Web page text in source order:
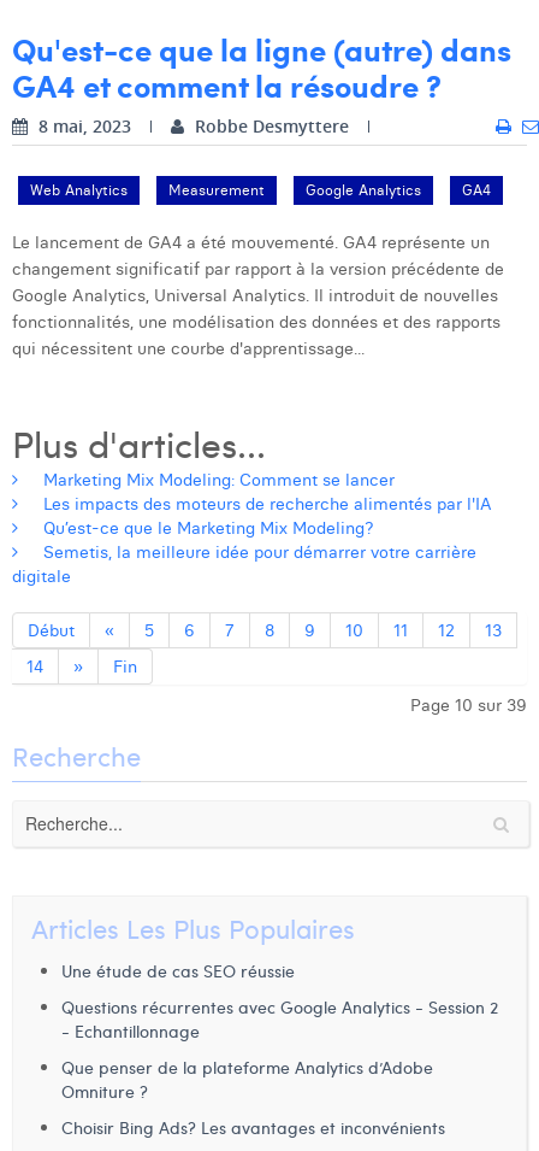
Qu'est-ce que la ligne (autre) dans
GA4 et comment la résoudre ?
8 mai, 2023 Robbe Desmyttere
Web Analytics Measurement Google Analytics GA4
Le lancement de GA4 a été mouvementé. GA4 représente un
changement significatif par rapport à la version précédente de
Google Analytics, Universal Analytics. Il introduit de nouvelles
fonctionnalités, une modélisation des données et des rapports
qui nécessitent une courbe d'apprentissage...
Plus d'articles...
Marketing Mix Modeling: Comment se lancer
Les impacts des moteurs de recherche alimentés par l'IA
Qu’est-ce que le Marketing Mix Modeling?
Semetis, la meilleure idée pour démarrer votre carrière
digitale
Début « 5 6 7 8 9 10 11 12
13
14
»
Fin
Page 10 sur 39
Recherche
Articles Les Plus Populaires
Une étude de cas SEO réussie
Questions récurrentes avec Google Analytics - Session 2
- Echantillonnage
Que penser de la plateforme Analytics d’Adobe
Omniture ?
Choisir Bing Ads? Les avantages et inconvénients